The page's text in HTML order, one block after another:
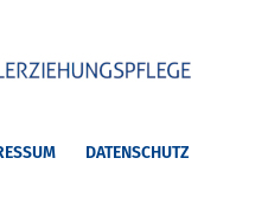
DATENSCHUTZ